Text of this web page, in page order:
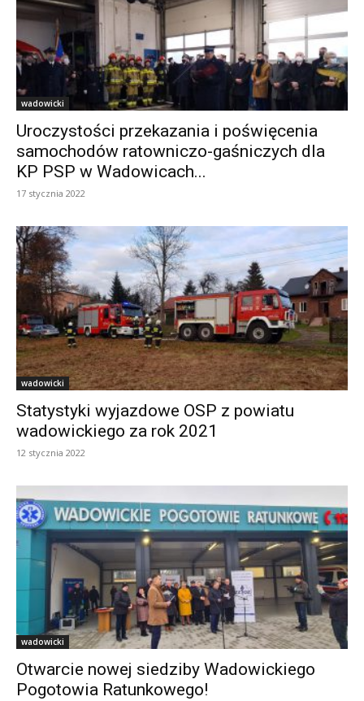
wadowicki
Uroczystości przekazania i poświęcenia
samochodów ratowniczo-gaśniczych dla
KP PSP w Wadowicach...
17 stycznia 2022
wadowicki
Statystyki wyjazdowe OSP z powiatu
wadowickiego za rok 2021
12 stycznia 2022
wadowicki
Otwarcie nowej siedziby Wadowickiego
Pogotowia Ratunkowego!